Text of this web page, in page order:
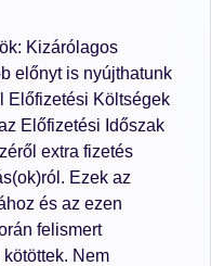
Kizárólagos
előnyt is nyújthatunk
Előfizetési Költségek
Előfizetési Időszak
extra fizetés
Ezek az
és az ezen
felismert
Nem